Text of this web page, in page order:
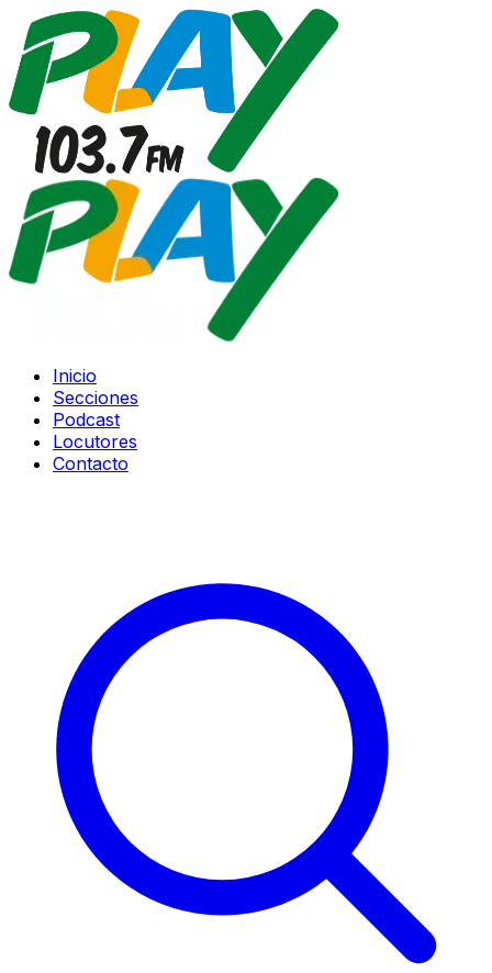
Inicio
Secciones
Podcast
Locutores
Contacto